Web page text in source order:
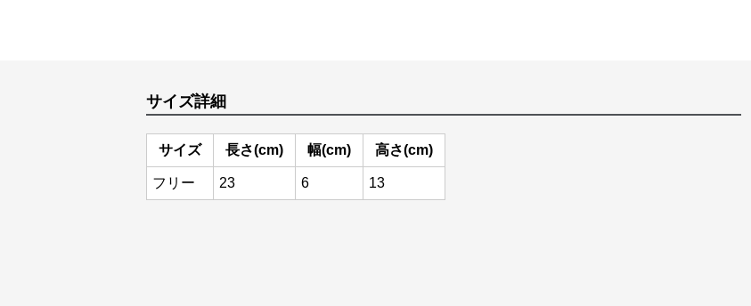
サイズ詳細
サイズ 長さ(cm) 幅(cm) 高さ(cm)
フリー 23 6 13